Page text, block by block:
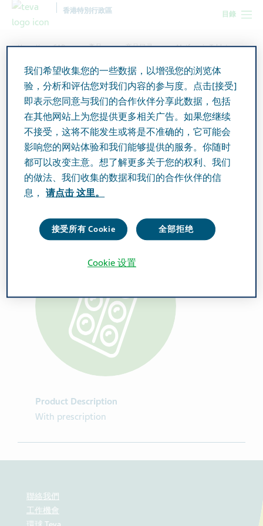
目錄
香港特別行政區
Hong Kong SAR 產品 产品目录 Metformin Tablets
Metformin Tablets
Active Ingredient
Metformin 500mg
Additional Info
Tablet
Product Description
With prescription
聯絡我們
工作機會
我们希望收集您的一些数据，以增强您的浏览体
验，分析和评估您对我们内容的参与度。点击[接受]
即表示您同意与我们的合作伙伴分享此数据，包括
在其他网站上为您提供更多相关广告。如果您继续
不接受，这将不能发生或将是不准确的，它可能会
影响您的网站体验和我们能够提供的服务。你随时
都可以改变主意。想了解更多关于您的权利、我们
的做法、我们收集的数据和我们的合作伙伴的信
息，
请点击 这里。
接受所有 Cookie 全部拒绝
Cookie 设置